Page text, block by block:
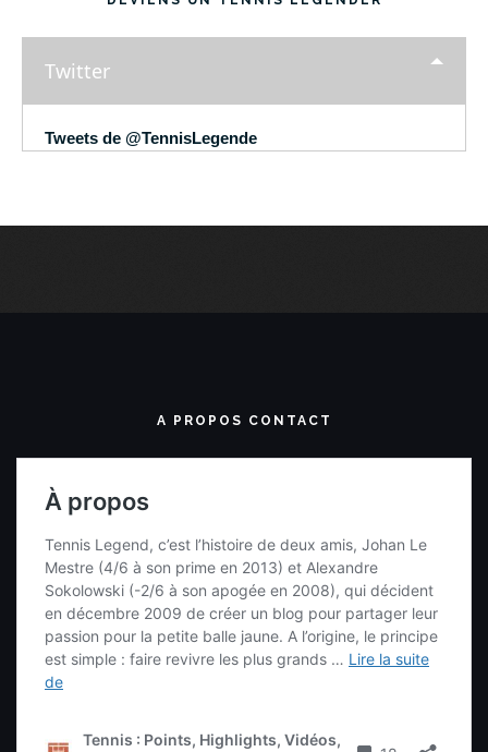
Twitter
Tweets de @TennisLegende
A PROPOS CONTACT